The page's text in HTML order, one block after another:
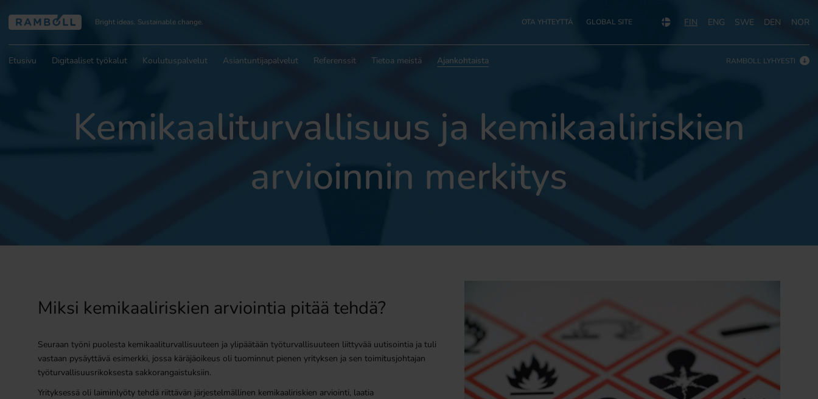
Bright ideas. Sustainable change. OTA YHTEYTTÄ GLOBAL SITE FIN ENG SWE DEN NOR
Etusivu Digitaaliset työkalut Koulutuspalvelut Asiantuntijapalvelut Referenssit Tietoa meistä Ajankohtaista RAMBOLL LYHYESTI
Kemikaaliturvallisuus ja kemikaaliriskien
arvioinnin merkitys
Miksi kemikaaliriskien arviointia pitää tehdä?
Seuraan työni puolesta kemikaaliturvallisuuteen ja ylipäätään työturvallisuuteen liittyvää uutisointia ja tuli
vastaan pysäyttävä esimerkki, jossa käräjäoikeus oli tuominnut pienen yrityksen ja sen toimitusjohtajan
työturvallisuusrikoksesta sakkorangaistuksiin.
Yrityksessä oli laiminlyöty tehdä riittävän järjestelmällinen kemikaaliriskien arviointi, laatia